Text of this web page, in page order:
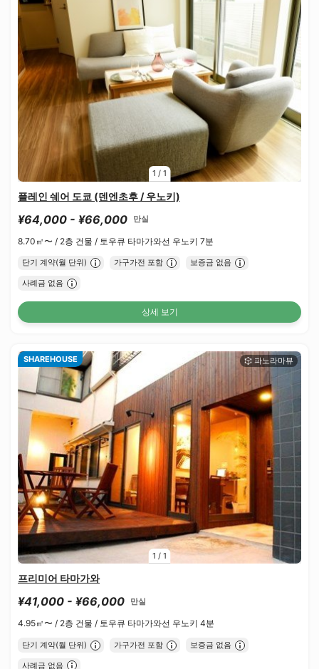
1 / 1
플레인 쉐어 도쿄 (덴엔초후 / 우노키)
¥64,000 - ¥66,000 만실
8.70㎡〜 / 2층 건물 / 토우큐 타마가와선 우노키 7분
단기 계약(월 단위) 가구가전 포함 보증금 없음
사례금 없음
상세 보기
1 / 1
SHAREHOUSE
프리미어 타마가와
¥41,000 - ¥66,000 만실
4.95㎡〜 / 2층 건물 / 토우큐 타마가와선 우노키 4분
단기 계약(월 단위) 가구가전 포함 보증금 없음
사례금 없음